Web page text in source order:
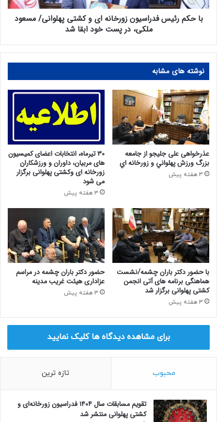
با حکم رئیس فدراسیون زورخانه ای و کشتی پهلوانی/ مسعود
ملکی، در پست خود ابقا شد
نوشته های مشابه
عذرخواهی علی جلیجو از جامعه
بزرگ ورزش پهلواني و زورخانه اي
3 هفته پیش
30 تیرماه، انتخابات اعضای کمیسیون
های مربیان، داوران و ورزشکاران
زورخانه ای وکشتی پهلوانی برگزار
می شود
3 هفته پیش
با حضور دکتر باران چشمه/نشست
هماهنگی برنامه های آتی انجمن
کشتی پهلوانی برگزار شد
3 هفته پیش
حضور دکتر باران چشمه در مراسم
عزاداری هیئت غریب مدینه
3 هفته پیش
برای مشاهده دیدگاه ها کلیک نمایید
محبوب تازه ترین
تقویم مسابقات سال ۱۴۰۴ فدراسیون زورخانه‌ای و
کشتی پهلوانی منتشر شد